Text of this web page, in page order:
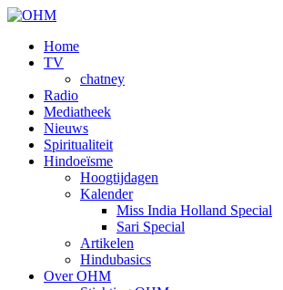
Home
TV
chatney
Radio
Mediatheek
Nieuws
Spiritualiteit
Hindoeïsme
Hoogtijdagen
Kalender
Miss India Holland Special
Sari Special
Artikelen
Hindubasics
Over OHM